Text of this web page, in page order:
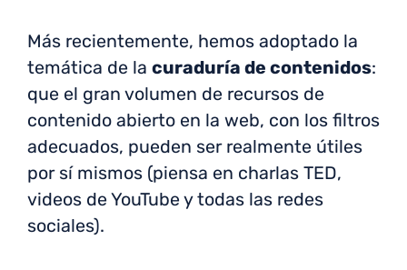
Más recientemente, hemos adoptado la
temática de la curaduría de contenidos:
que el gran volumen de recursos de
contenido abierto en la web, con los filtros
adecuados, pueden ser realmente útiles
por sí mismos (piensa en charlas TED,
videos de YouTube y todas las redes
sociales).